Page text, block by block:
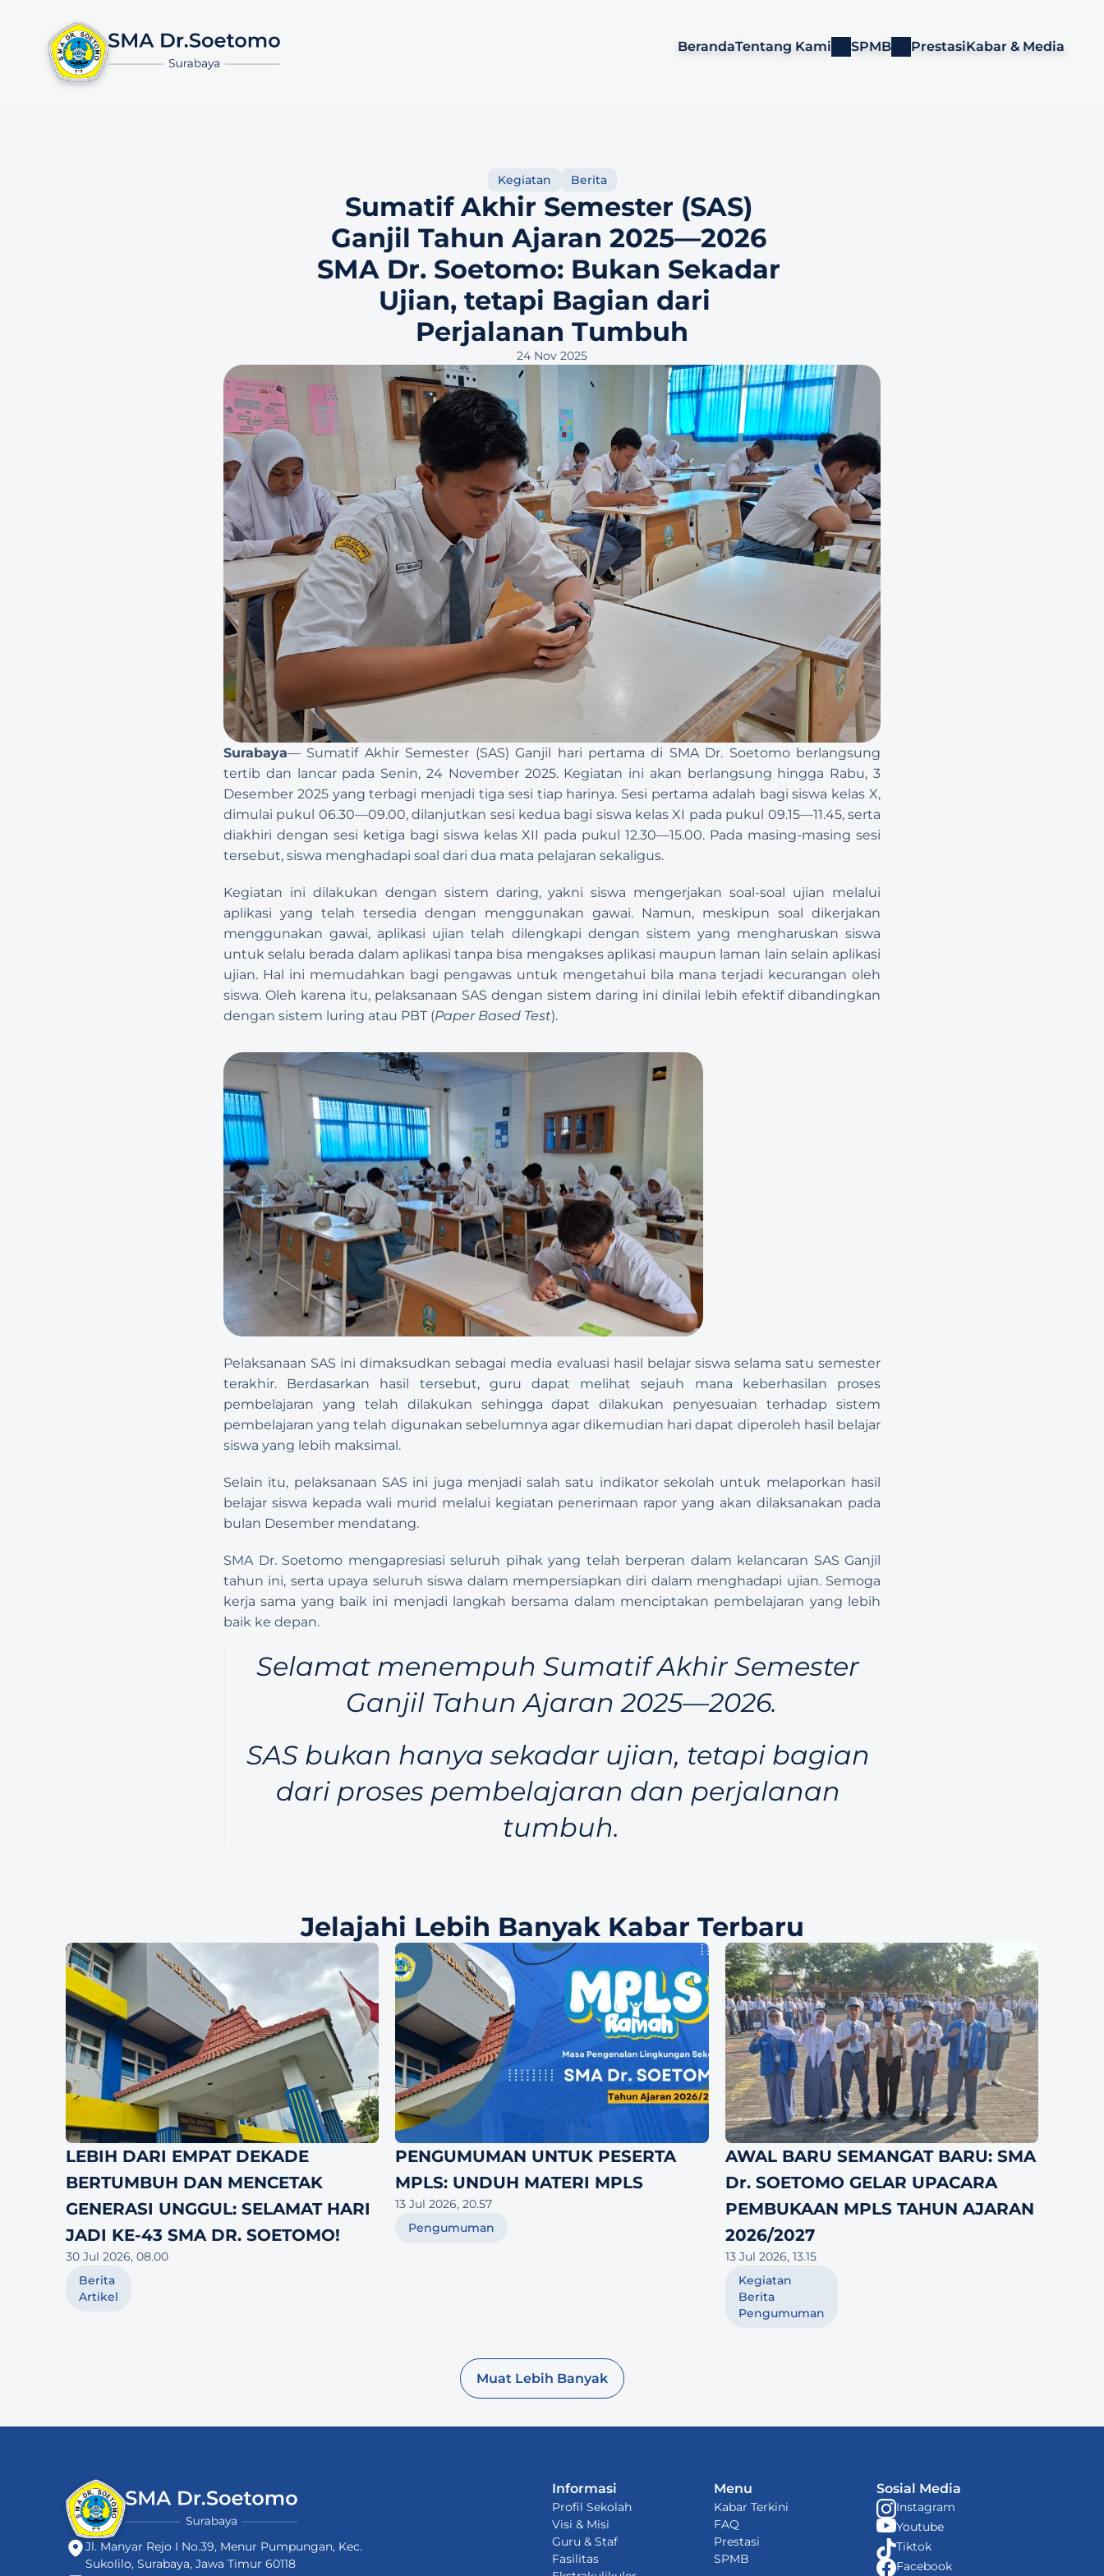
BerandaTentang Kami SPMB PrestasiKabar & Media
Kegiatan Berita
Sumatif Akhir Semester (SAS)
Ganjil Tahun Ajaran 2025—2026
SMA Dr. Soetomo: Bukan Sekadar
Ujian, tetapi Bagian dari
Perjalanan Tumbuh
24 Nov 2025
Surabaya— Sumatif Akhir Semester (SAS) Ganjil hari pertama di SMA Dr. Soetomo berlangsung
tertib dan lancar pada Senin, 24 November 2025. Kegiatan ini akan berlangsung hingga Rabu, 3
Desember 2025 yang terbagi menjadi tiga sesi tiap harinya. Sesi pertama adalah bagi siswa kelas X,
dimulai pukul 06.30—09.00, dilanjutkan sesi kedua bagi siswa kelas XI pada pukul 09.15—11.45, serta
diakhiri dengan sesi ketiga bagi siswa kelas XII pada pukul 12.30—15.00. Pada masing-masing sesi
tersebut, siswa menghadapi soal dari dua mata pelajaran sekaligus.
Kegiatan ini dilakukan dengan sistem daring, yakni siswa mengerjakan soal-soal ujian melalui
aplikasi yang telah tersedia dengan menggunakan gawai. Namun, meskipun soal dikerjakan
menggunakan gawai, aplikasi ujian telah dilengkapi dengan sistem yang mengharuskan siswa
untuk selalu berada dalam aplikasi tanpa bisa mengakses aplikasi maupun laman lain selain aplikasi
ujian. Hal ini memudahkan bagi pengawas untuk mengetahui bila mana terjadi kecurangan oleh
siswa. Oleh karena itu, pelaksanaan SAS dengan sistem daring ini dinilai lebih efektif dibandingkan
dengan sistem luring atau PBT (Paper Based Test).
Pelaksanaan SAS ini dimaksudkan sebagai media evaluasi hasil belajar siswa selama satu semester
terakhir. Berdasarkan hasil tersebut, guru dapat melihat sejauh mana keberhasilan proses
pembelajaran yang telah dilakukan sehingga dapat dilakukan penyesuaian terhadap sistem
pembelajaran yang telah digunakan sebelumnya agar dikemudian hari dapat diperoleh hasil belajar
siswa yang lebih maksimal.
Selain itu, pelaksanaan SAS ini juga menjadi salah satu indikator sekolah untuk melaporkan hasil
belajar siswa kepada wali murid melalui kegiatan penerimaan rapor yang akan dilaksanakan pada
bulan Desember mendatang.
SMA Dr. Soetomo mengapresiasi seluruh pihak yang telah berperan dalam kelancaran SAS Ganjil
tahun ini, serta upaya seluruh siswa dalam mempersiapkan diri dalam menghadapi ujian. Semoga
kerja sama yang baik ini menjadi langkah bersama dalam menciptakan pembelajaran yang lebih
baik ke depan.
Selamat menempuh Sumatif Akhir Semester
Ganjil Tahun Ajaran 2025—2026.
SAS bukan hanya sekadar ujian, tetapi bagian
dari proses pembelajaran dan perjalanan
tumbuh.
Jelajahi Lebih Banyak Kabar Terbaru
LEBIH DARI EMPAT DEKADE
BERTUMBUH DAN MENCETAK
GENERASI UNGGUL: SELAMAT HARI
JADI KE-43 SMA DR. SOETOMO!
30 Jul 2026, 08.00
Berita
Artikel
PENGUMUMAN UNTUK PESERTA
MPLS: UNDUH MATERI MPLS
13 Jul 2026, 20.57
Pengumuman
AWAL BARU SEMANGAT BARU: SMA
Dr. SOETOMO GELAR UPACARA
PEMBUKAAN MPLS TAHUN AJARAN
2026/2027
13 Jul 2026, 13.15
Kegiatan
Berita
Pengumuman
Muat Lebih Banyak
Jl. Manyar Rejo I No.39, Menur Pumpungan, Kec.
Sukolilo, Surabaya, Jawa Timur 60118
Informasi
Profil Sekolah
Visi & Misi
Guru & Staf
Fasilitas
Menu
Kabar Terkini
FAQ
Prestasi
SPMB
Sosial Media
Instagram
Youtube
Tiktok
Facebook